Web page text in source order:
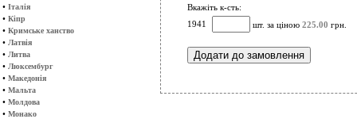
• Італія
• Кіпр
• Кримське ханство
• Латвія
• Литва
• Люксембург
• Македонія
• Мальта
• Молдова
• Монако
Вкажіть к-сть:
1941
шт. за ціною 225.00 грн.